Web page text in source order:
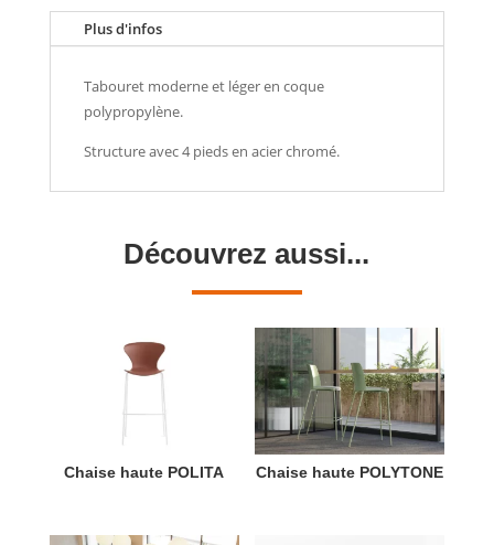
Plus d'infos
Tabouret moderne et léger en coque
polypropylène.
Structure avec 4 pieds en acier chromé.
Découvrez aussi...
Chaise haute POLITA Chaise haute POLYTONE